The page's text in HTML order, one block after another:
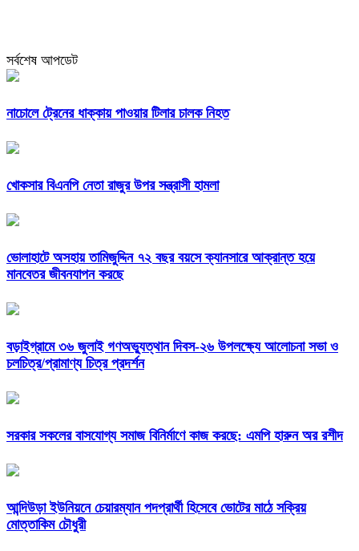
সর্বশেষ আপডেট
নাচোলে ট্রেনের ধাক্কায় পাওয়ার টিলার চালক নিহত
খোকসার বিএনপি নেতা রাজুর উপর সন্ত্রাসী হামলা
ভোলাহাটে অসহায় তামিজুদ্দিন ৭২ বছর বয়সে ক্যানসারে আক্রান্ত হয়ে
মানবেতর জীবনযাপন করছে
বড়াইগ্রামে ৩৬ জুলাই গণঅভ্যুত্থান দিবস-২৬ উপলক্ষ্যে আলোচনা সভা ও
চলচিত্র/প্রামাণ্য চিত্র প্রদর্শন
সরকার সকলের বাসযোগ্য সমাজ বিনির্মাণে কাজ করছে: এমপি হারুন অর রশীদ
আন্দিউড়া ইউনিয়নে চেয়ারম্যান পদপ্রার্থী হিসেবে ভোটের মাঠে সক্রিয়
মোত্তাকিম চৌধুরী